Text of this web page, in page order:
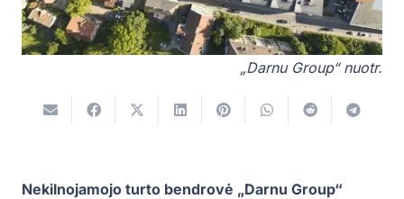
„Darnu Group“ nuotr.
Nekilnojamojo turto bendrovė „Darnu Group“